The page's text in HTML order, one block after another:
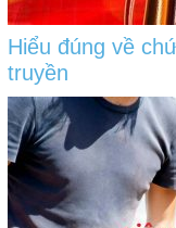
Hiểu đúng về
truyền